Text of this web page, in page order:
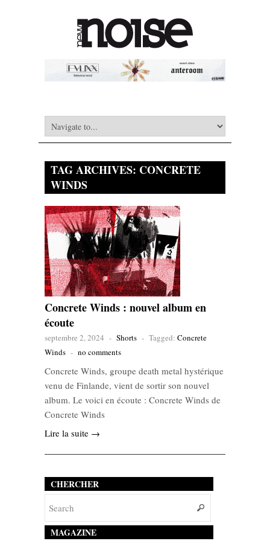
TAG ARCHIVES: CONCRETE
WINDS
Concrete Winds : nouvel album en
écoute
septembre 2, 2024 - Shorts - Tagged: Concrete
Winds - no comments
Concrete Winds, groupe death metal hystérique
venu de Finlande, vient de sortir son nouvel
album. Le voici en écoute : Concrete Winds de
Concrete Winds
Lire la suite →
CHERCHER
MAGAZINE